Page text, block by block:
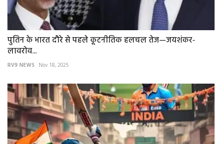
पुतिन के भारत दौरे से पहले कूटनीतिक हलचल तेज—जयशंकर-
लावरोव...
RV9 NEWS Nov 18, 2025